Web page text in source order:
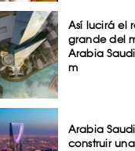
Así lucirá el
grande del
Arabia
m
Arabia
construir